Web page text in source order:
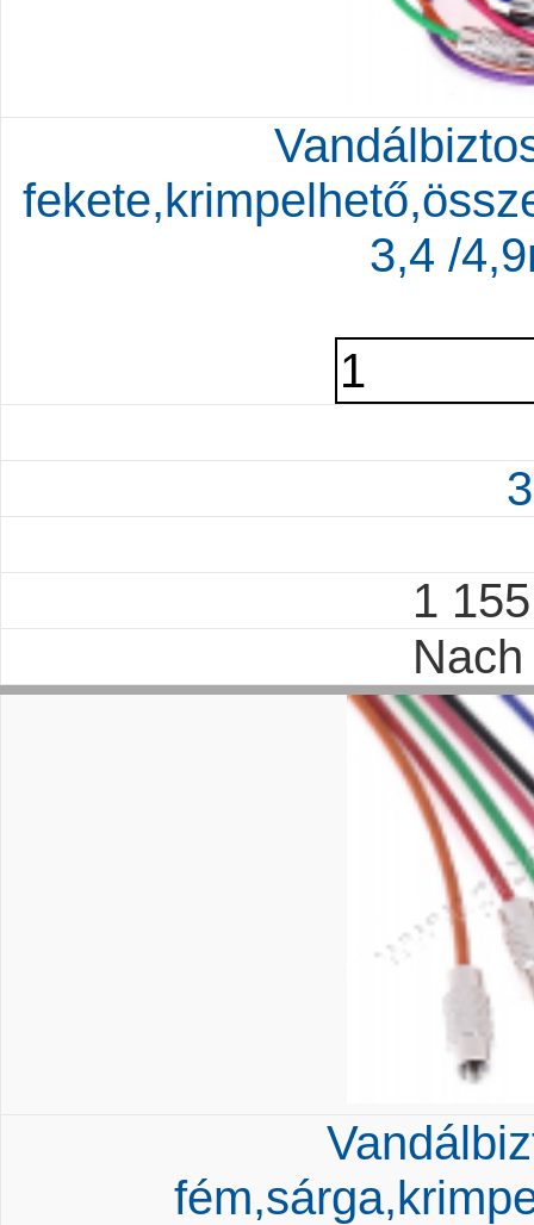
3,4 /
1